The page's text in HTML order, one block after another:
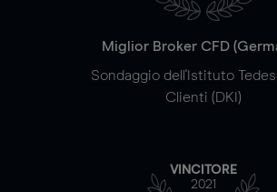
Miglior Broker CFD
Sondaggio dell'Istituto
Clienti (DKI)
VINCITORE
2021